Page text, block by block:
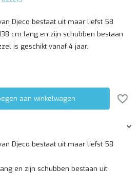
Djeco bestaat uit maar liefst 58
cm lang en zijn schubben bestaan
is geschikt vanaf 4 jaar.
aan winkelwagen
Djeco bestaat uit maar liefst 58
en zijn schubben bestaan uit